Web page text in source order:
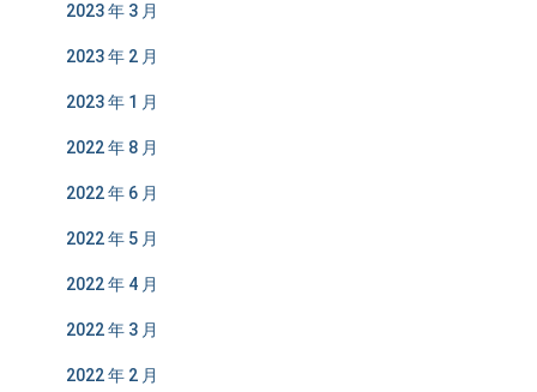
2023 年 3 月
2023 年 2 月
2023 年 1 月
2022 年 8 月
2022 年 6 月
2022 年 5 月
2022 年 4 月
2022 年 3 月
2022 年 2 月